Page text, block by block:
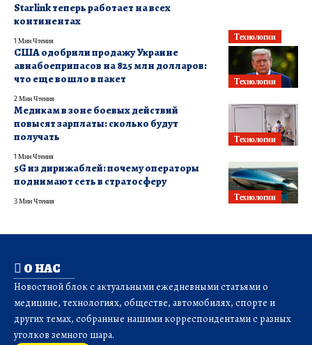
Технологии
Starlink теперь работает на всех
континентах
1 Мин Чтения
Технологии
США одобрили продажу Украине
авиабоеприпасов на 825 млн долларов:
что еще вошло в пакет
2 Мин Чтения
Технологии
Медикам в зоне боевых действий
повысят зарплаты: сколько будут
получать
1 Мин Чтения
Технологии
5G из дирижаблей: почему операторы
поднимают сеть в стратосферу
3 Мин Чтения
О НАС
Новостной блок с актуальными ежедневными статьями о
медицине, технологиях, обществе, автомобилях, спорте и
других темах, собранные нашими корреспондентами с разных
уголков земного шара.